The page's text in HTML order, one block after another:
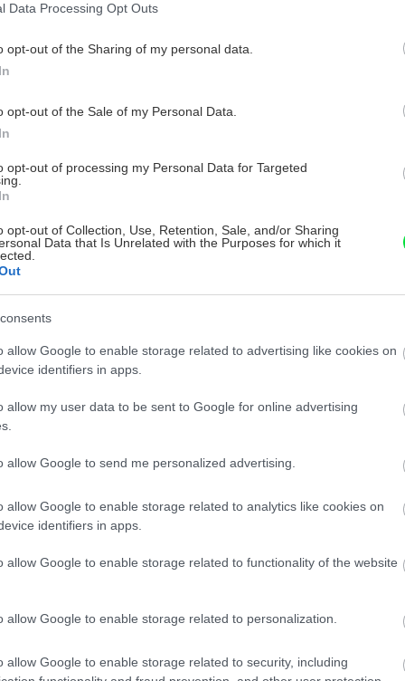
Data Processing Opt Outs
opt-out of the Sharing of my personal data.
opt-out of the Sale of my Personal Data.
opt-out of processing my Personal Data for Targeted
opt-out of Collection, Use, Retention, Sale, and/or Sharing
Data that Is Unrelated with the Purposes for which it
allow Google to enable storage related to advertising like cookies on
identifiers in apps.
allow my user data to be sent to Google for online advertising
allow Google to send me personalized advertising.
allow Google to enable storage related to analytics like cookies on
identifiers in apps.
allow Google to enable storage related to functionality of the website
allow Google to enable storage related to personalization.
allow Google to enable storage related to security, including
klasická izolácia
v mrazoch zlyháva
to vyriešiť raz a navždy
ho na marhuliach v júni a
na miesta, na ktoré
CHALUPA